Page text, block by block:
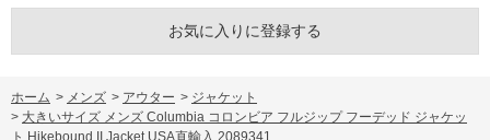
お気に入りに登録する
ホーム > メンズ > アウター > ジャケット
> 大きいサイズ メンズ Columbia コロンビア フルジップ フーデッド ジャケッ
ト Hikebound II Jacket USA直輸入 2089341